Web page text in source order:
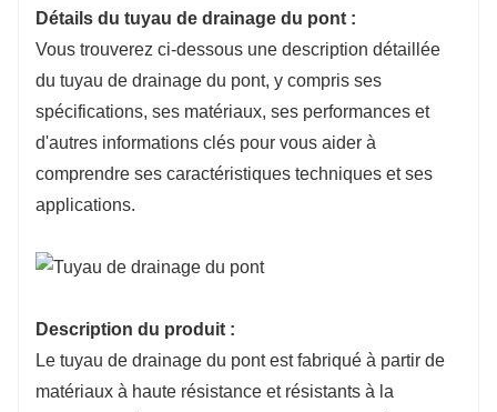
Détails du tuyau de drainage du pont :
Vous trouverez ci-dessous une description détaillée
du tuyau de drainage du pont, y compris ses
spécifications, ses matériaux, ses performances et
d'autres informations clés pour vous aider à
comprendre ses caractéristiques techniques et ses
applications.
Description du produit :
Le tuyau de drainage du pont est fabriqué à partir de
matériaux à haute résistance et résistants à la